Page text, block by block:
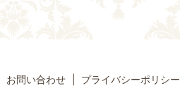
お問い合わせ プライバシーポリシー